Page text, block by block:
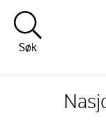
Hopp til innhold
Søk